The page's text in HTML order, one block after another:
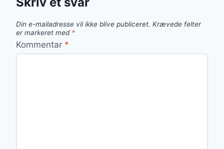
Din e-mailadresse vil ikke blive publiceret. Krævede felter
er markeret med *
Kommentar *